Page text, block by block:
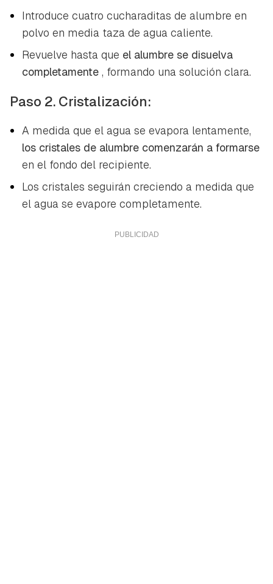
Introduce cuatro cucharaditas de alumbre en
polvo en media taza de agua caliente.
Revuelve hasta que el alumbre se disuelva
completamente , formando una solución clara.
Paso 2. Cristalización:
A medida que el agua se evapora lentamente,
los cristales de alumbre comenzarán a formarse
en el fondo del recipiente.
Los cristales seguirán creciendo a medida que
el agua se evapore completamente.